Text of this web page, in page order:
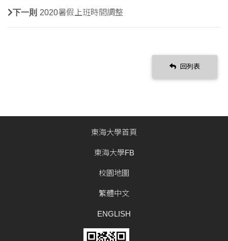
下一則 2020暑假上班時間調整
回列表
東海大學首頁
東海大學FB
校園地圖
繁體中文
ENGLISH